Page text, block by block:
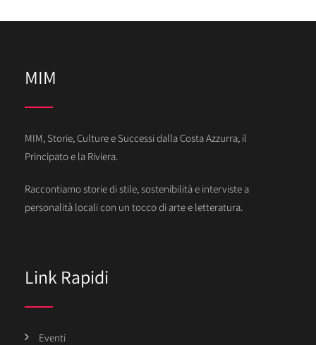
MIM
MIM, Storie, Culture e Successi dalla Costa Azzurra, il
Principato e la Riviera.
Raccontiamo storie di stile, sostenibilità e interviste a
personalità locali con un tocco di arte e letteratura.
Link Rapidi
Eventi